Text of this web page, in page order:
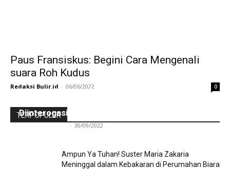
Paus Fransiskus: Begini Cara Mengenali
suara Roh Kudus
Redaksi Bulir.id - 06/06/2022 0
TERPOPULER
Ini Kronologinya! Diduga Teriaki Kata Sambo,
Diinterogasi Aparat Polres Sikka
- 30/09/2022
Ampun Ya Tuhan! Suster Maria Zakaria
Meninggal dalam Kebakaran di Perumahan Biara